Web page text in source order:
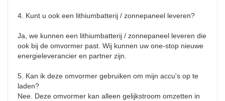
4. Kunt u ook een lithiumbatterij / zonnepaneel leveren?
Ja, we kunnen een lithiumbatterij / zonnepaneel leveren die
ook bij de omvormer past. Wij kunnen uw one-stop nieuwe
energieleverancier en partner zijn.
5. Kan ik deze omvormer gebruiken om mijn accu's op te
laden?
Nee. Deze omvormer kan alleen gelijkstroom omzetten in